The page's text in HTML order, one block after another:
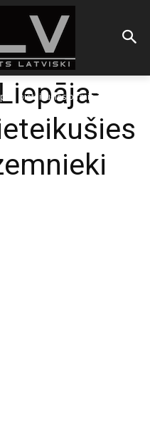
pieteikušies pirmie ārzemnieki